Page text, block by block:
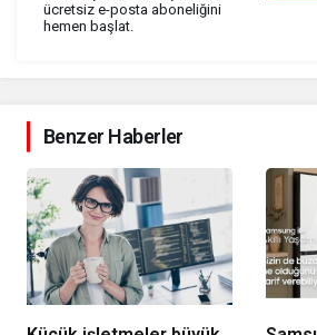
ücretsiz e-posta aboneliğini
hemen başlat.
Benzer Haberler